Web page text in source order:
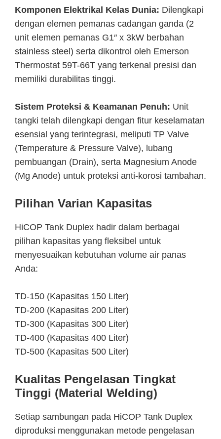
Komponen Elektrikal Kelas Dunia: Dilengkapi
dengan elemen pemanas cadangan ganda (2
unit elemen pemanas G1″ x 3kW berbahan
stainless steel) serta dikontrol oleh Emerson
Thermostat 59T-66T yang terkenal presisi dan
memiliki durabilitas tinggi.
Sistem Proteksi & Keamanan Penuh: Unit
tangki telah dilengkapi dengan fitur keselamatan
esensial yang terintegrasi, meliputi TP Valve
(Temperature & Pressure Valve), lubang
pembuangan (Drain), serta Magnesium Anode
(Mg Anode) untuk proteksi anti-korosi tambahan.
Pilihan Varian Kapasitas
HiCOP Tank Duplex hadir dalam berbagai
pilihan kapasitas yang fleksibel untuk
menyesuaikan kebutuhan volume air panas
Anda:
TD-150 (Kapasitas 150 Liter)
TD-200 (Kapasitas 200 Liter)
TD-300 (Kapasitas 300 Liter)
TD-400 (Kapasitas 400 Liter)
TD-500 (Kapasitas 500 Liter)
Kualitas Pengelasan Tingkat
Tinggi (Material Welding)
Setiap sambungan pada HiCOP Tank Duplex
diproduksi menggunakan metode pengelasan